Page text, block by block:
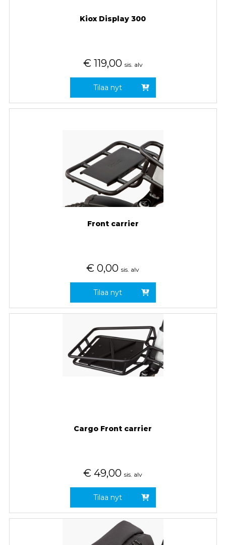
Kiox Display 300
€ 119,00 sis. alv
Tilaa nyt
Front carrier
€ 0,00 sis. alv
Tilaa nyt
Cargo Front carrier
€ 49,00 sis. alv
Tilaa nyt